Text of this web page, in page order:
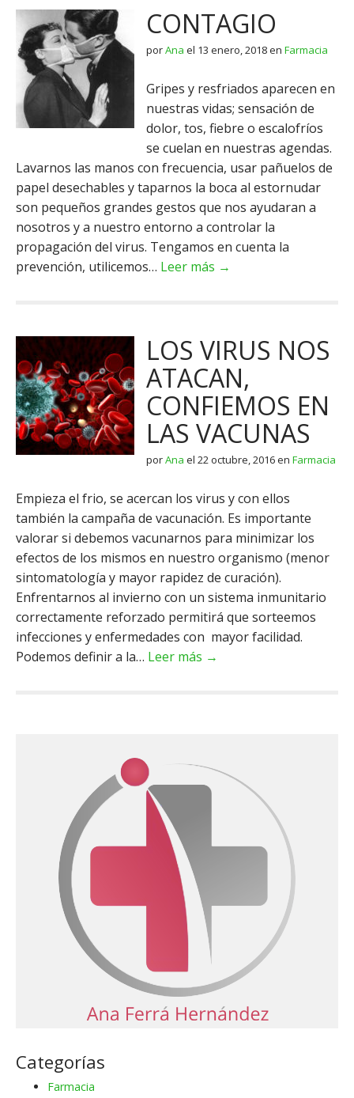
CONTAGIO
porAna el 13 enero, 2018en Farmacia
Gripes y resfriados aparecen en
nuestras vidas; sensación de
dolor, tos, fiebre o escalofríos
se cuelan en nuestras agendas.
Lavarnos las manos con frecuencia, usar pañuelos de
papel desechables y taparnos la boca al estornudar
son pequeños grandes gestos que nos ayudaran a
nosotros y a nuestro entorno a controlar la
propagación del virus. Tengamos en cuenta la
prevención, utilicemos… Leer más →
LOS VIRUS NOS
ATACAN,
CONFIEMOS EN
LAS VACUNAS
porAna el 22 octubre, 2016en Farmacia
Empieza el frio, se acercan los virus y con ellos
también la campaña de vacunación. Es importante
valorar si debemos vacunarnos para minimizar los
efectos de los mismos en nuestro organismo (menor
sintomatología y mayor rapidez de curación).
Enfrentarnos al invierno con un sistema inmunitario
correctamente reforzado permitirá que sorteemos
infecciones y enfermedades con mayor facilidad.
Podemos definir a la… Leer más →
Categorías
Farmacia